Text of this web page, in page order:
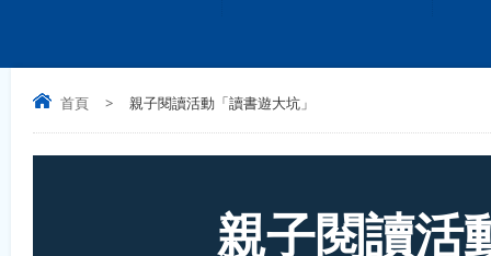
首頁 > 親子閱讀活動「讀書遊大坑」
親子閱讀活